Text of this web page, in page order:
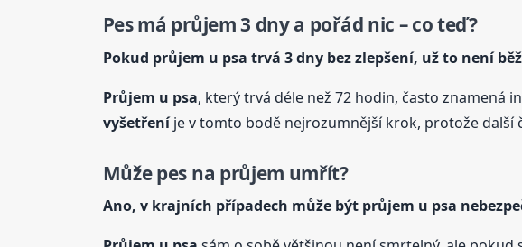
Pes má průjem 3 dny a pořád nic – co teď?
Pokud průjem u psa trvá 3 dny bez zlepšení, už to není
Průjem u psa, který trvá déle než 72 hodin, často znamená
vyšetřeníje v tomto bodě nejrozumnější krok, protože další
Může pes na průjem umřít?
Ano, v krajních případech může být průjem u psa